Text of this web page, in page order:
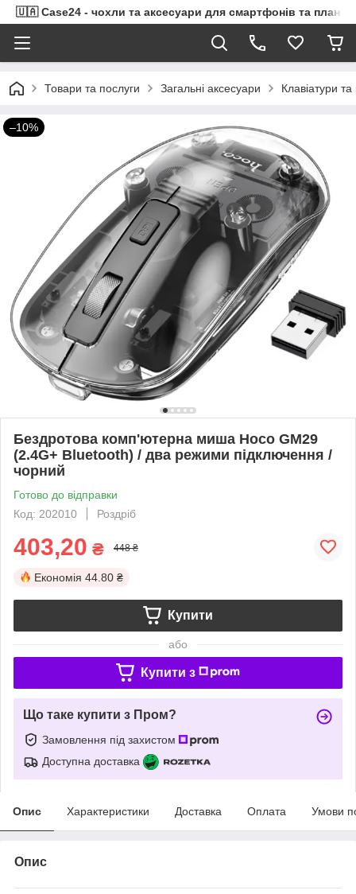
🇺🇦 Case24 - чохли та аксесуари для смартфонів та
Товари та послуги Загальні аксесуари Клавіатури
–10%
Бездротова комп'ютерна миша Hoco GM29
(2.4G+ Bluetooth) / два режими підключення /
чорний
Готово до відправки
Код: 202010
Роздріб
403,20 ₴ 448 ₴
Економія 44.80 ₴
Купити
або
Купити з
Що таке купити з Пром?
Замовлення під захистом
Доступна доставка
Опис Характеристики Доставка Оплата Умови
Опис